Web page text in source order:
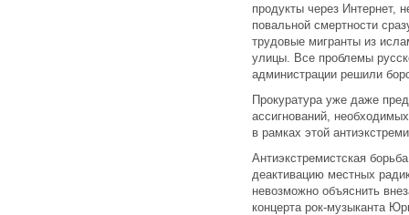
продукты через Интернет,
повальной смертности
трудовые мигранты из
улицы. Все проблемы
администрации решили
Прокуратура уже даже
ассигнований,
в рамках этой
Антиэкстремистская
деактивацию местных
невозможно объяснить
концерта рок-музыканта